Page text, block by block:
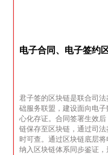
电子合同、电子签约
君子签的区块链是联合司
础服务联盟，建设面向电
心化存证。合同签署生效
链保存至区块链，通过司
时可查。通过区块链底层
纳入区块链体系同步鉴证